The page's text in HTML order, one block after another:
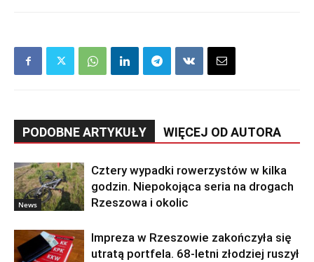
PODOBNE ARTYKUŁY WIĘCEJ OD AUTORA
News
Cztery wypadki rowerzystów w kilka
godzin. Niepokojąca seria na drogach
Rzeszowa i okolic
Impreza w Rzeszowie zakończyła się
utratą portfela. 68-letni złodziej ruszył